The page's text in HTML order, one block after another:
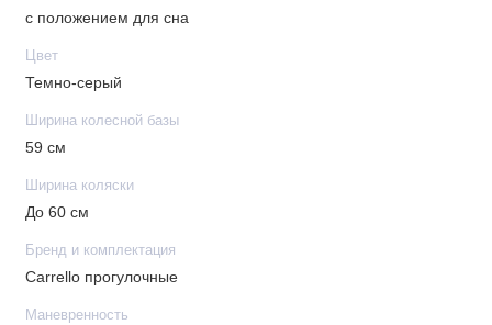
с положением для сна
Цвет
Темно-серый
Ширина колесной базы
59 см
Ширина коляски
До 60 см
Бренд и комплектация
Carrello прогулочные
Маневренность